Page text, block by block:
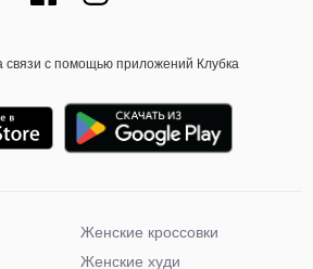
связи с помощью приложений Клубка
Женские кроссовки
Женские худи